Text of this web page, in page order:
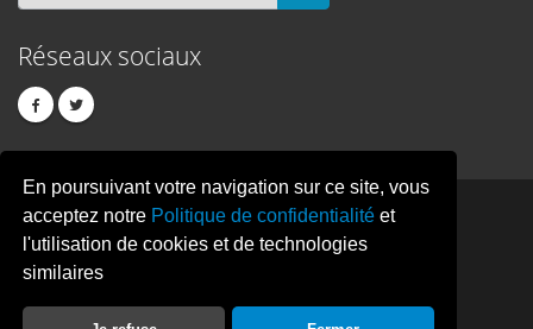
En poursuivant votre navigation sur ce site, vous
acceptez notre Politique de confidentialité et
l'utilisation de cookies et de technologies
similaires
Réseaux sociaux
PIXELCREATION